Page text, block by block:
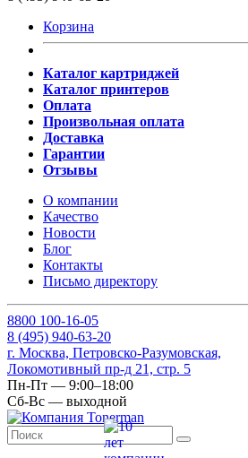
Корзина
Каталог картриджей
Каталог принтеров
Оплата
Произвольная оплата
Доставка
Гарантии
Отзывы
О компании
Качество
Новости
Блог
Контакты
Письмо директору
8800 100-16-05
8 (495) 940-63-20
г. Москва, Петровско-Разумовская,
Локомотивный пр-д 21, стр. 5
Пн-Пт — 9:00–18:00
Сб-Вс — выходной